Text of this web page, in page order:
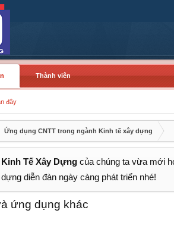
đây
Thành viên
Ứng dụng CNTT trong ngành Kinh tế xây dựng
Kinh Tế Xây Dựng của chúng ta vừa mới
diễn đàn ngày càng phát triển nhé!
ứng dụng khác